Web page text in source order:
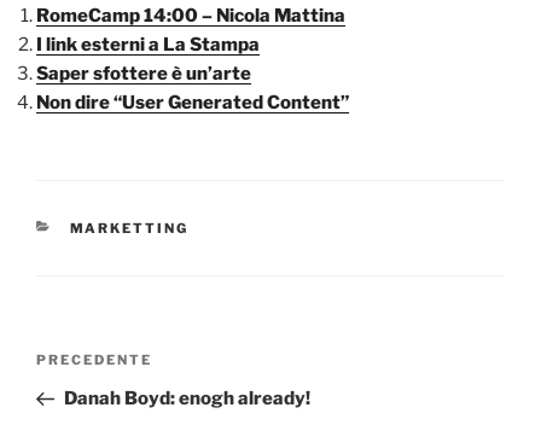
RomeCamp 14:00 – Nicola Mattina
I link esterni a La Stampa
Saper sfottere è un’arte
Non dire “User Generated Content”
CATEGORIE
MARKETTING
Navigazione
Articolo
precedente:
PRECEDENTE
Danah Boyd: enogh already!